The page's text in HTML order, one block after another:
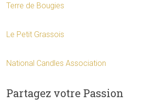
Terre de Bougies
Le Petit Grassois
National Candles Association
Partagez votre Passion